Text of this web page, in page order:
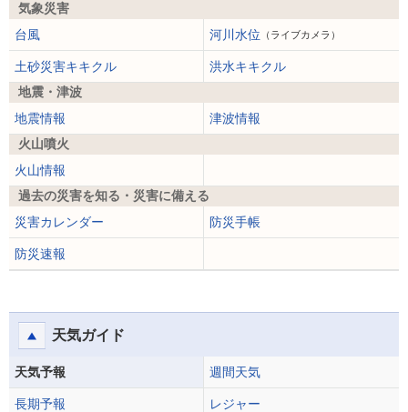
気象災害
台風
河川水位 （ライブカメラ）
土砂災害キキクル
洪水キキクル
地震・津波
地震情報
津波情報
火山噴火
火山情報
過去の災害を知る・災害に備える
災害カレンダー
防災手帳
防災速報
天気ガイド
天気予報 週間天気
長期予報 レジャー